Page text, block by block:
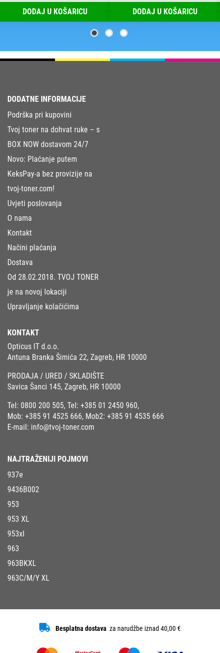
DODAJ U KOŠARICU DODAJ U KOŠARICU
DODATNE INFORMACIJE
Podrška pri kupovini
Tvoj toner na dohvat ruke – s
BOX NOW dostavom 24/7
Novo: Plaćanje putem
KeksPay-a bez provizije na
tvoj-toner.com!
Uvjeti poslovanja
O nama
Kontakt
Načini plaćanja
Dostava
Od 28.02.2018. TVOJ TONER
je na novoj lokaciji
Upravljanje kolačićima
KONTAKT
Opticus IT d.o.o.
Antuna Branka Šimića 22, Zagreb, HR 10000
PRODAJA / URED / SKLADIŠTE
Savica Šanci 145, Zagreb, HR 10000
Tel: 0800 200 505, Tel: +385 01 2450 960,
Mob: +385 91 4525 666, Mob2: +385 91 4535 666
E-mail: info@tvoj-toner.com
NAJTRAŽENIJI POJMOVI
937e
9436B002
953
953 XL
953xl
963
963BKXL
963C/M/Y XL
Besplatna dostava za narudžbe iznad 40,00 €